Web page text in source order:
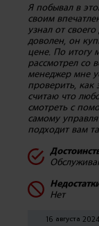
Я побывал в
своим
узнал от
доволен, он
цене. По итогу
рассмотрел со
менеджер мне
проверить, как
считаю что
смотреть с
самому
подходит вам
Нет
16 августа 2024